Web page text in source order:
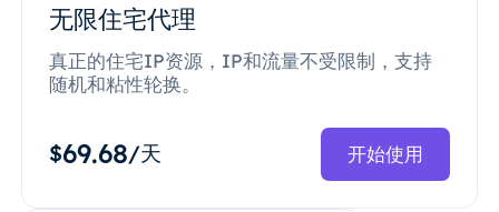
无限住宅代理
真正的住宅IP资源，IP和流量不受限制，支持
随机和粘性轮换。
$69.68/天 开始使用